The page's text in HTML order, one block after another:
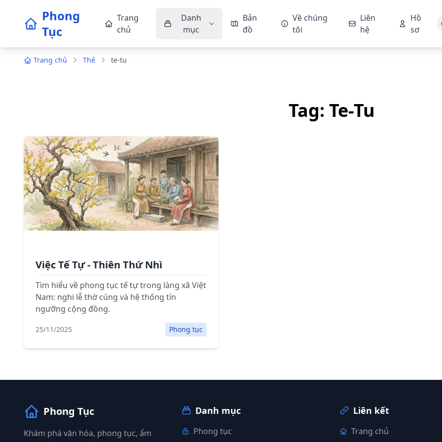
Phong
Tục
Trang
chủ
Danh
mục
Bản
đồ
Về chúng
tôi
Liên
hệ
Hồ
sơ
Trang chủ Thẻ te-tu
Tag: Te-Tu
Việc Tế Tự - Thiên Thứ Nhì
Tìm hiểu về phong tục tế tự trong làng xã Việt
Nam: nghi lễ thờ cúng và hệ thống tín
ngưỡng cộng đồng.
25/11/2025 Phong tục
Phong Tục
Khám phá văn hóa, phong tục, ẩm
Danh mục
Phong tục
Liên kết
Trang chủ